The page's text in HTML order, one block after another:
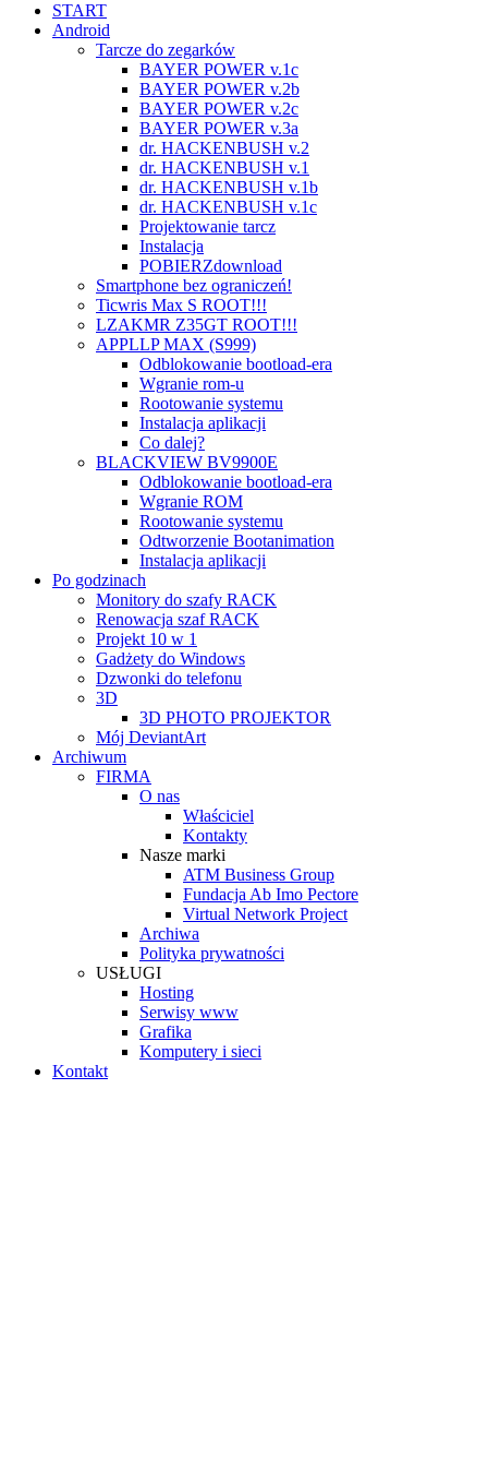
START
Android
Tarcze do zegarków
BAYER POWER v.1c
BAYER POWER v.2b
BAYER POWER v.2c
BAYER POWER v.3a
dr. HACKENBUSH v.2
dr. HACKENBUSH v.1
dr. HACKENBUSH v.1b
dr. HACKENBUSH v.1c
Projektowanie tarcz
Instalacja
POBIERZdownload
Smartphone bez ograniczeń!
Ticwris Max S ROOT!!!
LZAKMR Z35GT ROOT!!!
APPLLP MAX (S999)
Odblokowanie bootload-era
Wgranie rom-u
Rootowanie systemu
Instalacja aplikacji
Co dalej?
BLACKVIEW BV9900E
Odblokowanie bootload-era
Wgranie ROM
Rootowanie systemu
Odtworzenie Bootanimation
Instalacja aplikacji
Po godzinach
Monitory do szafy RACK
Renowacja szaf RACK
Projekt 10 w 1
Gadżety do Windows
Dzwonki do telefonu
3D
3D PHOTO PROJEKTOR
Mój DeviantArt
Archiwum
FIRMA
O nas
Właściciel
Kontakty
Nasze marki
ATM Business Group
Fundacja Ab Imo Pectore
Virtual Network Project
Archiwa
Polityka prywatności
USŁUGI
Hosting
Serwisy www
Grafika
Komputery i sieci
Kontakt